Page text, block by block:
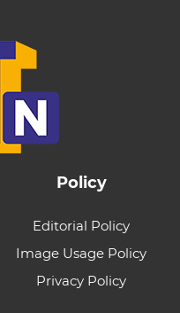
Policy
Editorial Policy
Image Usage Policy
Privacy Policy